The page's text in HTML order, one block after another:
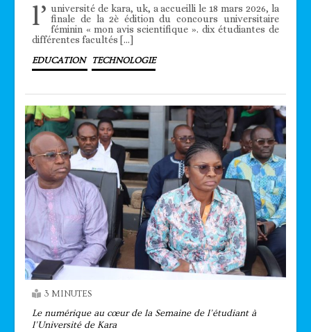
l’ université de kara, uk, a accueilli le 18 mars 2026, la
finale de la 2è édition du concours universitaire
féminin « mon avis scientifique ». dix étudiantes de
différentes facultés […]
EDUCATION TECHNOLOGIE
3 MINUTES
Le numérique au cœur de la Semaine de l’étudiant à
l’Université de Kara